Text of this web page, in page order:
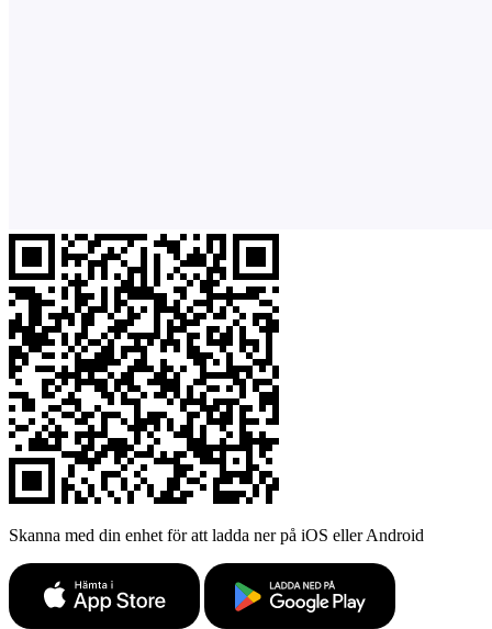
Skanna med din enhet för att ladda ner på iOS eller Android